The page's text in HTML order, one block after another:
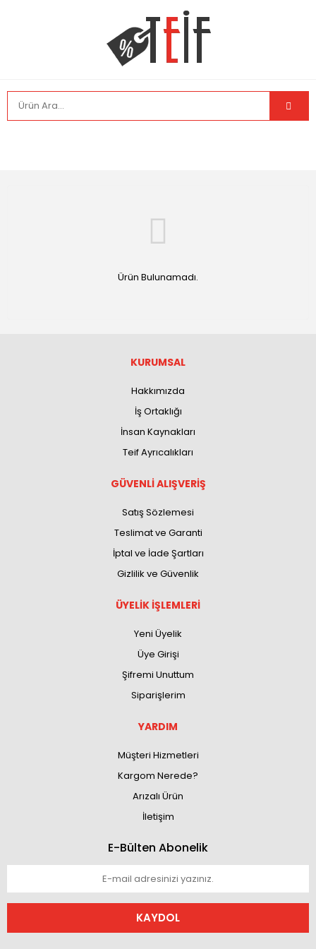
Ürün Bulunamadı.
KURUMSAL
Hakkımızda
İş Ortaklığı
İnsan Kaynakları
Teif Ayrıcalıkları
GÜVENLİ ALIŞVERİŞ
Satış Sözlemesi
Teslimat ve Garanti
İptal ve İade Şartları
Gizlilik ve Güvenlik
ÜYELİK İŞLEMLERİ
Yeni Üyelik
Üye Girişi
Şifremi Unuttum
Siparişlerim
YARDIM
Müşteri Hizmetleri
Kargom Nerede?
Arızalı Ürün
İletişim
E-Bülten Abonelik
KAYDOL